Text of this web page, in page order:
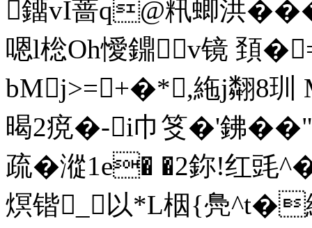
鐂vI蔷q@籸蝍洪�
嗯l棇Oh懓鐤v镜 頚�
bMj>=+�*,絁j翷8
暍2痥�-i巾笅�'鉘��"
疏�漎1e� �2鉨!红毭
熐锴_以*L栶{鳧